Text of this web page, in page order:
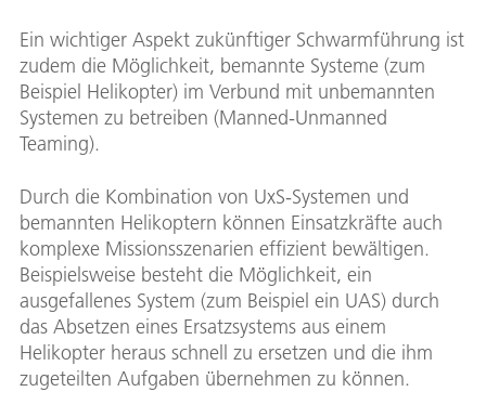
Ein wichtiger Aspekt zukünftiger Schwarmführung ist
zudem die Möglichkeit, bemannte Systeme (zum
Beispiel Helikopter) im Verbund mit unbemannten
Systemen zu betreiben (Manned-Unmanned
Teaming).
Durch die Kombination von UxS-Systemen und
bemannten Helikoptern können Einsatzkräfte auch
komplexe Missionsszenarien effizient bewältigen.
Beispielsweise besteht die Möglichkeit, ein
ausgefallenes System (zum Beispiel ein UAS) durch
das Absetzen eines Ersatzsystems aus einem
Helikopter heraus schnell zu ersetzen und die ihm
zugeteilten Aufgaben übernehmen zu können.